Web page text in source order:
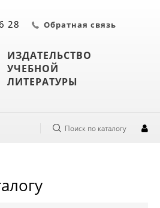
ИЗДАТЕЛЬСТВО
УЧЕБНОЙ
ЛИТЕРАТУРЫ
28 Обратная связь
Поиск по каталогу